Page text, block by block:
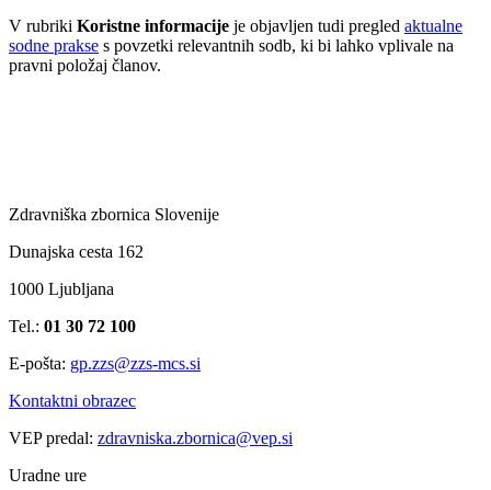
V rubriki Koristne informacije je objavljen tudi pregled aktualne
sodne prakse s povzetki relevantnih sodb, ki bi lahko vplivale na
pravni položaj članov.
Zdravniška zbornica Slovenije
Dunajska cesta 162
1000 Ljubljana
Tel.: 01 30 72 100
E-pošta: gp.zzs@zzs-mcs.si
Kontaktni obrazec
VEP predal: zdravniska.zbornica@vep.si
Uradne ure